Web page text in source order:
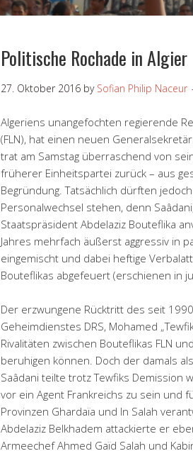
Politische Rochade in Algier
27. Oktober 2016 by Sofian Philip Naceur
Algeriens unangefochten regierende
(FLN), hat einen neuen
trat am Samstag überraschend von
früherer Einheitspartei zurück – aus
Begründung. Tatsächlich dürften
Personalwechsel stehen, denn
Staatspräsident Abdelaziz Bouteflika
Jahres mehrfach äußerst aggressiv in
eingemischt und dabei heftige
Bouteflikas abgefeuert (erschienen in
Der erzwungene Rücktritt des seit
Geheimdienstes DRS, Mohamed
Rivalitäten zwischen Bouteflikas FLN
beruhigen können. Doch der damals
Saâdani teilte trotz Tewfiks Demission
vor ein Agent Frankreichs zu sein und
Provinzen Ghardaïa und In Salah
Abdelaziz Belkhadem attackierte er
Armeechef Ahmed Gaïd Salah und